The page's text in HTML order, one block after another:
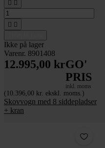
 
 
Ikke på lager
Varenr. 8901408
12.995,00 krGO'
PRIS
inkl. moms
(10.396,00 kr. ekskl. moms.)
Skovvogn med 8 siddepladser
+ kran